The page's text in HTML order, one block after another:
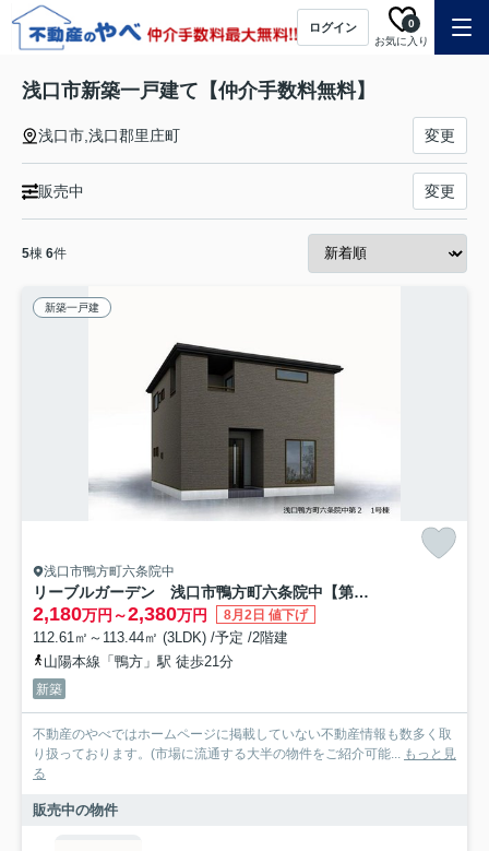
ログイン
お気に入り
0
浅口市新築一戸建て【仲介手数料無料】
浅口市,浅口郡里庄町 変更
販売中 変更
5棟 6件
新築一戸建
浅口市鴨方町六条院中
リーブルガーデン 浅口市鴨方町六条院中【第２】【仲介手数料無料】
2,180万円～2,380万円 8月2日 値下げ
112.61㎡～113.44㎡ (3LDK) /予定 /2階建
山陽本線「鴨方」駅 徒歩21分
新築
不動産のやべではホームページに掲載していない不動産情報も数多く取
り扱っております。(市場に流通する大半の物件をご紹介可能... もっと見
る
販売中の物件